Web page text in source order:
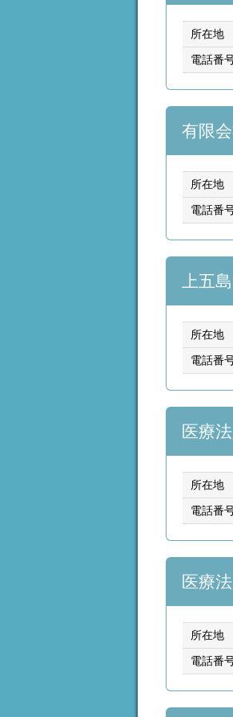
所在地
電話番
有限
所在地
電話番
上五
所在地
電話番
医療
所在地
電話番
医療
所在地
電話番